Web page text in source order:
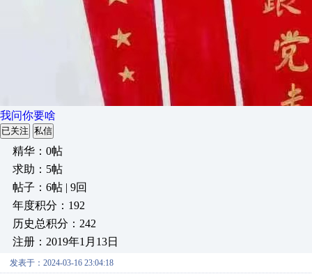
我问你要啥
已关注 私信
精华：0帖
求助：5帖
帖子：6帖 | 9回
年度积分：192
历史总积分：242
注册：2019年1月13日
发表于：2024-03-16 23:04:18